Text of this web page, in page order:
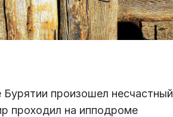
произошел несчастный
проходил на ипподроме